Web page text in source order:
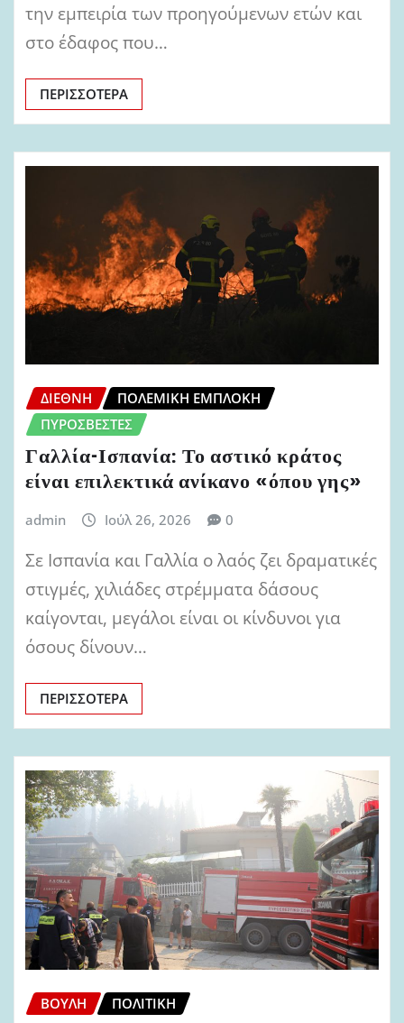
την εμπειρία των προηγούμενων ετών και
στο έδαφος που…
ΠΕΡΙΣΣΌΤΕΡΑ
ΔΙΕΘΝΉ
ΠΟΛΕΜΙΚΉ ΕΜΠΛΟΚΉ
ΠΥΡΟΣΒΈΣΤΕΣ
Γαλλία-Ισπανία: Το αστικό κράτος
είναι επιλεκτικά ανίκανο «όπου γης»
admin Ιούλ 26, 2026 0
Σε Ισπανία και Γαλλία ο λαός ζει δραματικές
στιγμές, χιλιάδες στρέμματα δάσους
καίγονται, μεγάλοι είναι οι κίνδυνοι για
όσους δίνουν…
ΠΕΡΙΣΣΌΤΕΡΑ
ΒΟΥΛΉ ΠΟΛΙΤΙΚΉ